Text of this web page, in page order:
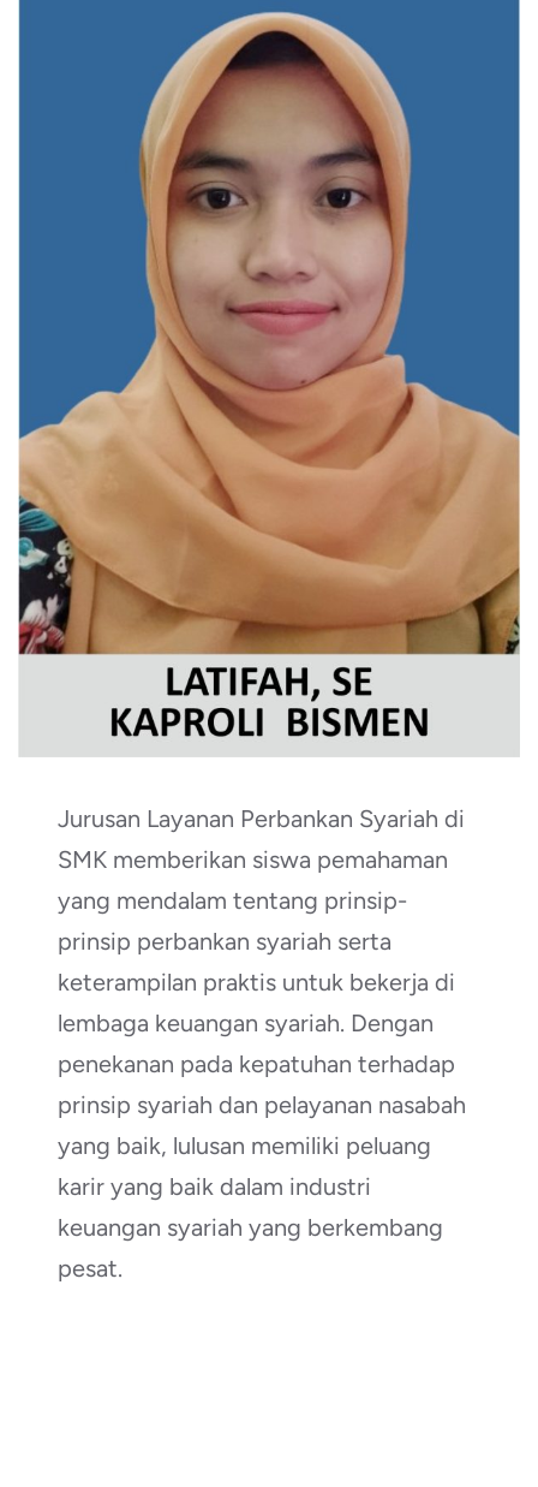
Jurusan Layanan Perbankan Syariah di
SMK memberikan siswa pemahaman
yang mendalam tentang prinsip-
prinsip perbankan syariah serta
keterampilan praktis untuk bekerja di
lembaga keuangan syariah. Dengan
penekanan pada kepatuhan terhadap
prinsip syariah dan pelayanan nasabah
yang baik, lulusan memiliki peluang
karir yang baik dalam industri
keuangan syariah yang berkembang
pesat.